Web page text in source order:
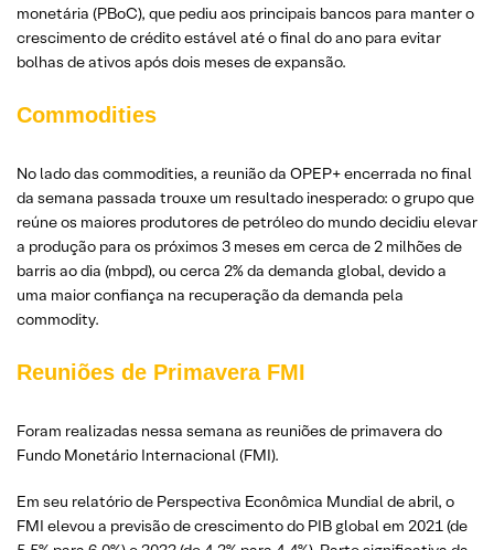
monetária (PBoC), que pediu aos principais bancos para manter o
crescimento de crédito estável até o final do ano para evitar
bolhas de ativos após dois meses de expansão.
Commodities
No lado das commodities, a reunião da OPEP+ encerrada no final
da semana passada trouxe um resultado inesperado: o grupo que
reúne os maiores produtores de petróleo do mundo decidiu elevar
a produção para os próximos 3 meses em cerca de 2 milhões de
barris ao dia (mbpd), ou cerca 2% da demanda global, devido a
uma maior confiança na recuperação da demanda pela
commodity.
Reuniões de Primavera FMI
Foram realizadas nessa semana as reuniões de primavera do
Fundo Monetário Internacional (FMI).
Em seu relatório de Perspectiva Econômica Mundial de abril, o
FMI elevou a previsão de crescimento do PIB global em 2021 (de